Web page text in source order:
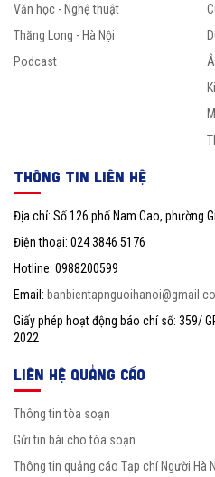
Văn học - Nghệ thuật
Thăng Long - Hà Nội
Podcast
THÔNG TIN LIÊN HỆ
Địa chỉ: Số 126 phố Nam Cao, phường
Điện thoại: 024 3846 5176
Hotline: 0988200599
Email:
Giấy phép hoạt động báo chí số: 359/
2022
LIÊN HỆ QUẢNG CÁO
Thông tin tòa soạn
Gửi tin bài cho tòa soạn
Thông tin quảng cáo Tạp chí Người Hà